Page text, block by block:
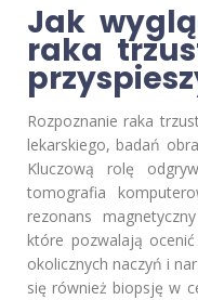
Jak
raka
Rozpoznanie raka
lekarskiego, badań
Kluczową rolę
tomografia
rezonans
które pozwalają
okolicznych naczyń i
się również biopsję w